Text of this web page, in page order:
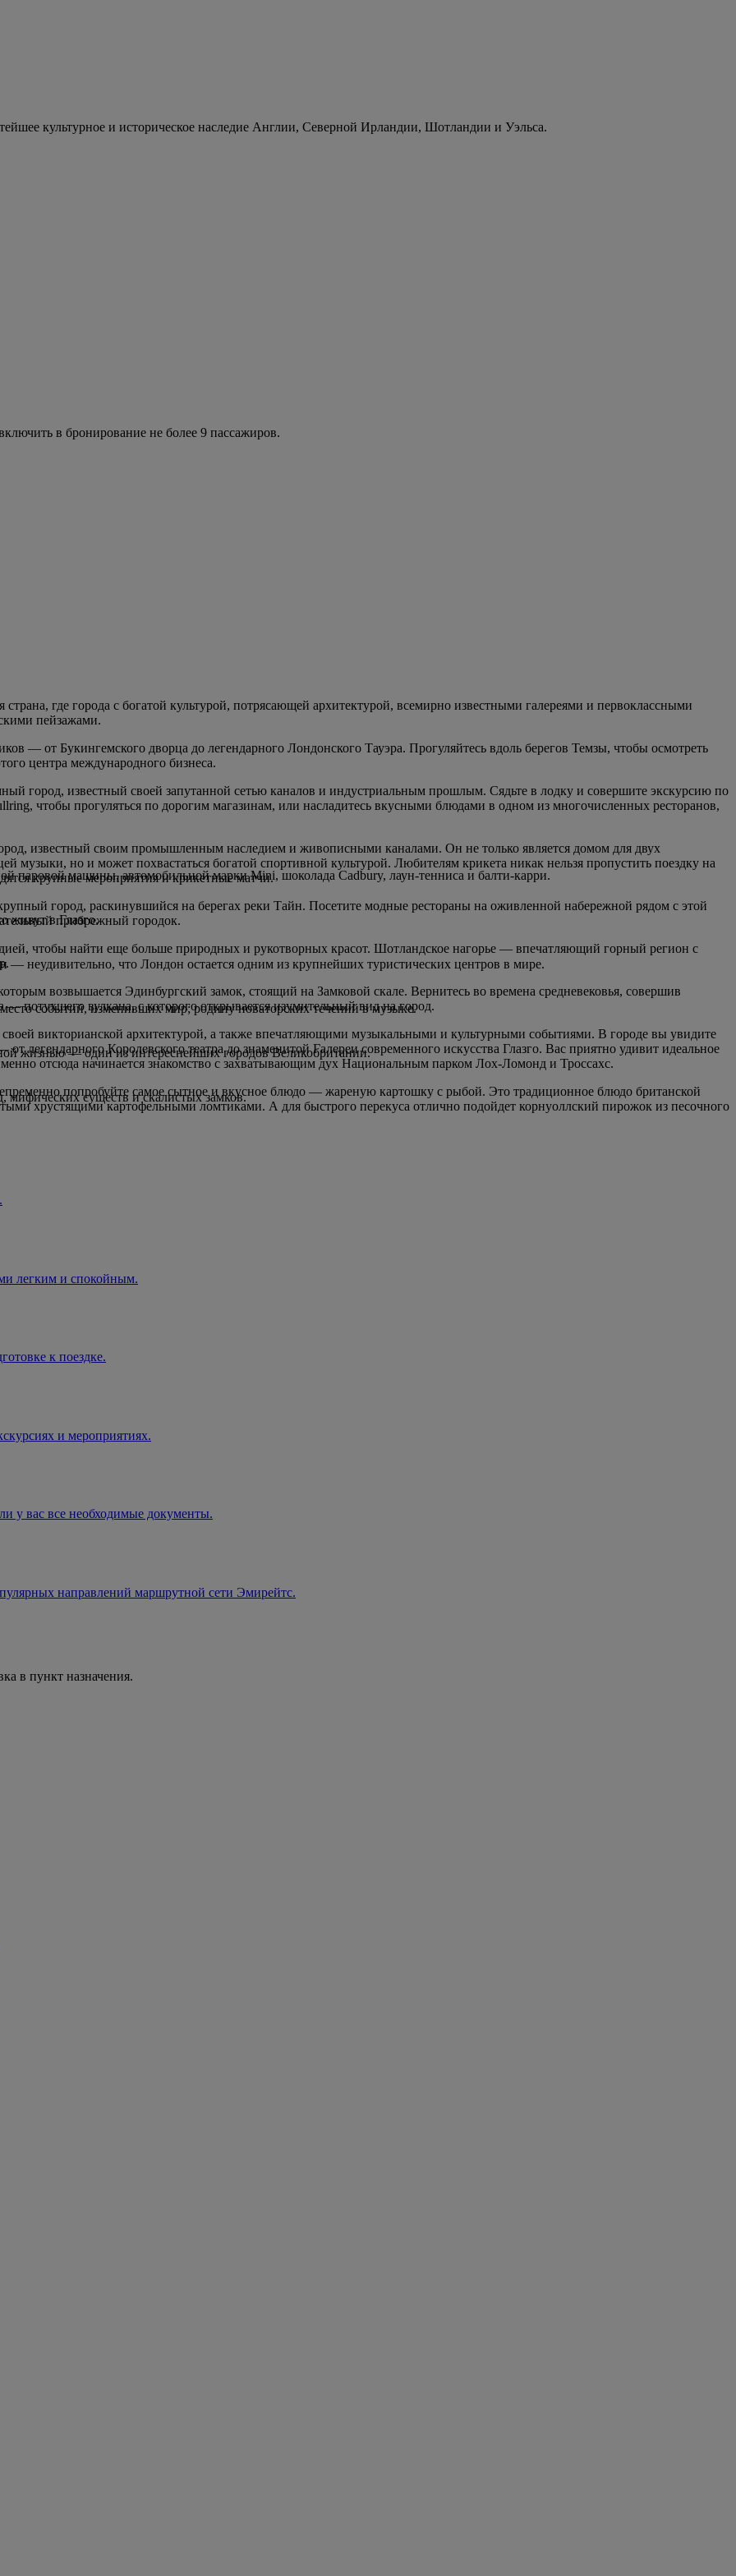
культурное и историческое наследие Англии, Северной Ирландии, Шотландии и Уэльса.
в бронирование не более 9 пассажиров.
где города с богатой культурой, потрясающей архитектурой, всемирно известными галереями и первоклассными
пейзажами.
— от Букингемского дворца до легендарного Лондонского Тауэра. Прогуляйтесь вдоль берегов Темзы, чтобы осмотреть
центра международного бизнеса.
город, известный своей запутанной сетью каналов и индустриальным прошлым. Сядьте в лодку и совершите экскурсию по
чтобы прогуляться по дорогим магазинам, или насладитесь вкусными блюдами в одном из многочисленных ресторанов,
известный своим промышленным наследием и живописными каналами. Он не только является домом для двух
музыки, но и может похвастаться богатой спортивной культурой. Любителям крикета никак нельзя пропустить поездку на
крупные мероприятия и крикетные матчи.
город, раскинувшийся на берегах реки Тайн. Посетите модные рестораны на оживленной набережной рядом с этой
прибрежный городок.
чтобы найти еще больше природных и рукотворных красот. Шотландское нагорье — впечатляющий горный регион с
возвышается Эдинбургский замок, стоящий на Замковой скале. Вернитесь во времена средневековья, совершив
потухшего вулкана, с которого открывается изумительный вид на город.
викторианской архитектурой, а также впечатляющими музыкальными и культурными событиями. В городе вы увидите
легендарного Королевского театра до знаменитой Галереи современного искусства Глазго. Вас приятно удивит идеальное
отсюда начинается знакомство с захватывающим дух Национальным парком Лох-Ломонд и Троссахс.
попробуйте самое сытное и вкусное блюдо — жареную картошку с рыбой. Это традиционное блюдо британской
хрустящими картофельными ломтиками. А для быстрого перекуса отлично подойдет корнуоллский пирожок из песочного
машины, автомобильной марки Mini, шоколада Cadbury, лаун-тенниса и балти-карри.
живут в Глазго.
неудивительно, что Лондон остается одним из крупнейших туристических центров в мире.
событий, изменивших мир; родину новаторских течений в музыке.
жизнью — один из интереснейших городов Великобритании.
мифических существ и скалистых замков.
легким и спокойным.
к поездке.
и мероприятиях.
у вас все необходимые документы.
направлений маршрутной сети Эмирейтс.
в пункт назначения.